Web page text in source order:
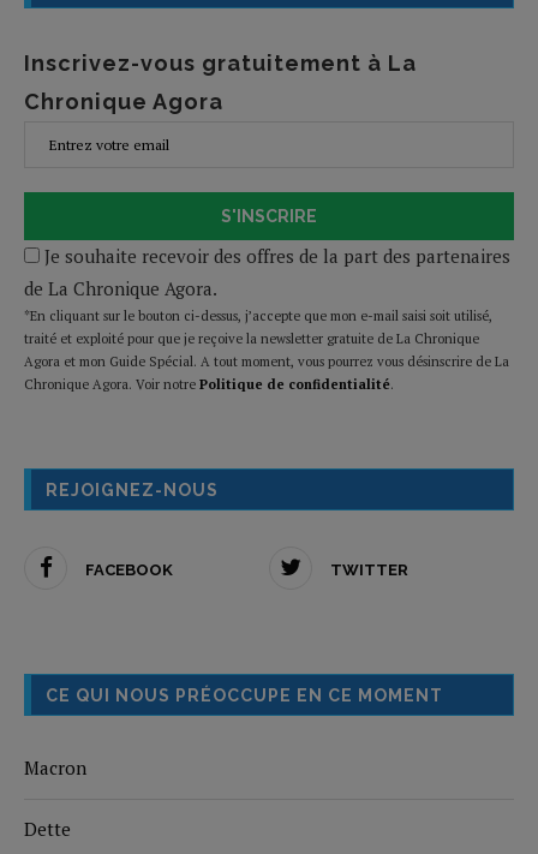
Inscrivez-vous gratuitement à La
Chronique Agora
S'INSCRIRE
Je souhaite recevoir des offres de la part des partenaires
de La Chronique Agora.
*En cliquant sur le bouton ci-dessus, j’accepte que mon e-mail saisi soit utilisé,
traité et exploité pour que je reçoive la newsletter gratuite de La Chronique
Agora et mon Guide Spécial. A tout moment, vous pourrez vous désinscrire de La
Chronique Agora. Voir notre Politique de confidentialité.
REJOIGNEZ-NOUS
FACEBOOK TWITTER
CE QUI NOUS PRÉOCCUPE EN CE MOMENT
Macron
Dette